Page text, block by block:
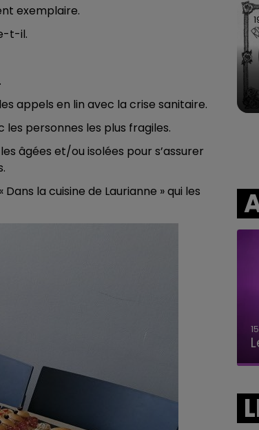
DE CAISSE
exemplaire.
t-il.
appels en lin avec la crise sanitaire.
personnes les plus fragiles.
âgées et/ou isolées pour s’assurer
la cuisine de Laurianne » qui les